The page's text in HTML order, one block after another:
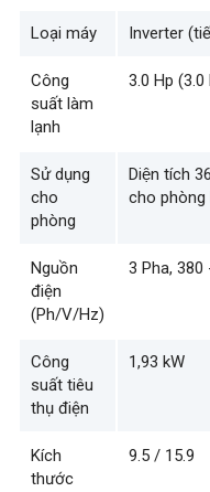
Loại máy Inverter
Công
suất làm
lạnh
3.0 Hp
Sử dụng
cho
phòng
Diện tích
cho phòng
Nguồn
điện
(Ph/V/Hz)
3 Pha, 380
Công
suất tiêu
thụ điện
1,93 kW
Kích
thước
9.5 / 15.9